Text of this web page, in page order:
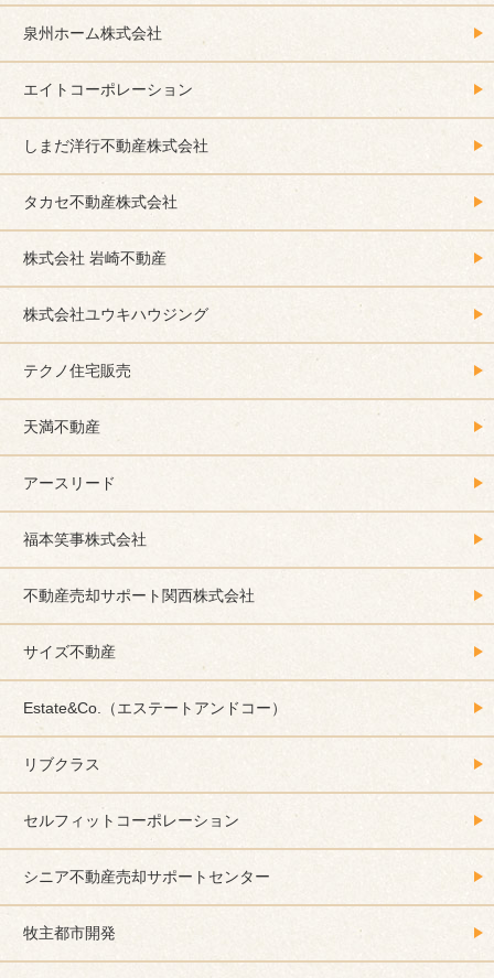
泉州ホーム株式会社
エイトコーポレーション
しまだ洋行不動産株式会社
タカセ不動産株式会社
株式会社 岩崎不動産
株式会社ユウキハウジング
テクノ住宅販売
天満不動産
アースリード
福本笑事株式会社
不動産売却サポート関西株式会社
サイズ不動産
Estate&Co.（エステートアンドコー）
リブクラス
セルフィットコーポレーション
シニア不動産売却サポートセンター
牧主都市開発